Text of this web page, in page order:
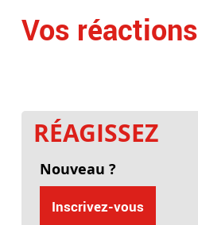
Vos réactions
RÉAGISSEZ
Nouveau ?
Inscrivez-vous